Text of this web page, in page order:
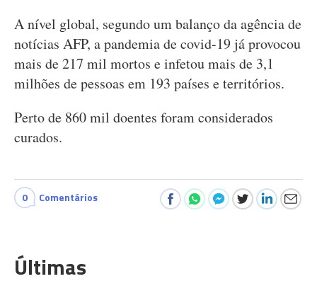
A nível global, segundo um balanço da agência de
notícias AFP, a pandemia de covid-19 já provocou
mais de 217 mil mortos e infetou mais de 3,1
milhões de pessoas em 193 países e territórios.
Perto de 860 mil doentes foram considerados
curados.
0 Comentários
Últimas